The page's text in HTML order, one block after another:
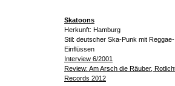
Skatoons
Herkunft: Hamburg
Stil: deutscher Ska-Punk mit Reggae-
Einflüssen
Interview 6/2001
Review: Am Arsch die Räuber,
Records 2012